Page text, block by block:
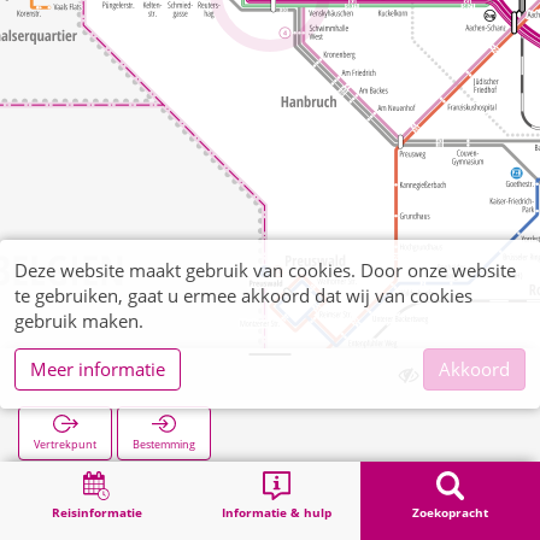
Reisinformatie Informatie & hulp Zoekopracht
Westfriedhof
Vertrekpunt Bestemming
Zoekopracht
Deze website maakt gebruik van cookies. Door onze website
te gebruiken, gaat u ermee akkoord dat wij van cookies
gebruik maken.
Meer informatie
Akkoord